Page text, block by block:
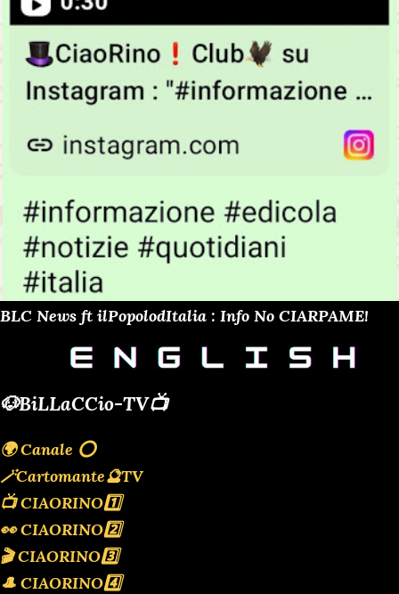
BLC News ft ilPopolodItalia : Info No CIARPAME!
🐶BiLLaCCio-TV📺
🌍 Canale ⭕️
🪄Cartomante🔮TV
📺 CIAORINO1️⃣
👀 CIAORINO2️⃣
🎬 CIAORINO3️⃣
🎩 CIAORINO4️⃣